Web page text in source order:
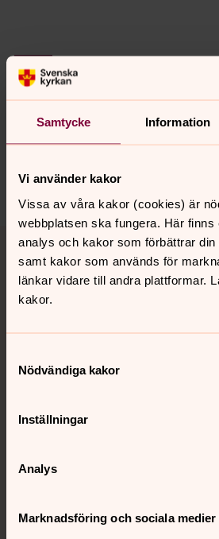
Samtycke Information
Vi använder kakor
Vissa av våra kakor (cookies) är
webbplatsen ska fungera. Här
analys och kakor som förbättrar din
samt kakor som används för
länkar vidare till andra plattformar.
kakor.
Nödvändiga kakor
Inställningar
Analys
Marknadsföring och sociala medier
Synpunkter eller frågor
innehåll?
Tillbaka till toppen
Tillbaka till innehållet
Kalender
Hitta snabbt